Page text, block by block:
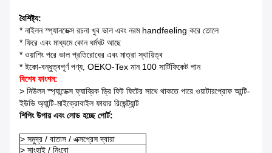
বৈশিষ্ট্য:
* নাইলন স্প্যানডেক্স রচনা খুব ভাল এবং নরম handfeeling করে তোলে
* ফিরে এবং মাধ্যমে কোন ধর্মঘট আছে
* ওয়াশিং পরে ভাল প্রতিরোধের এবং মাত্রা স্থায়িত্ব
* ইকো-বন্ধুত্বপূর্ণ পণ্য, OEKO-Tex মান 100 সার্টিফিকেট পান
বিশেষ ফাংশন:
> নিউলন স্প্যান্ডেক্স ফ্যাব্রিক ড্রি ফিট ফিটের সাথে থাকতে পারে ওয়াটারপ্রোফ আন্টি-
ইউভি অ্যান্টি-মাইক্রোবাইল ফায়ার রিজেন্ট্যান্ট
শিপিং উপায় এবং লোড হচ্ছে পোর্ট:
> সমুদ্র / বাতাস / এক্সপ্রেস দ্বারা
> সাংহাই / নিংবো